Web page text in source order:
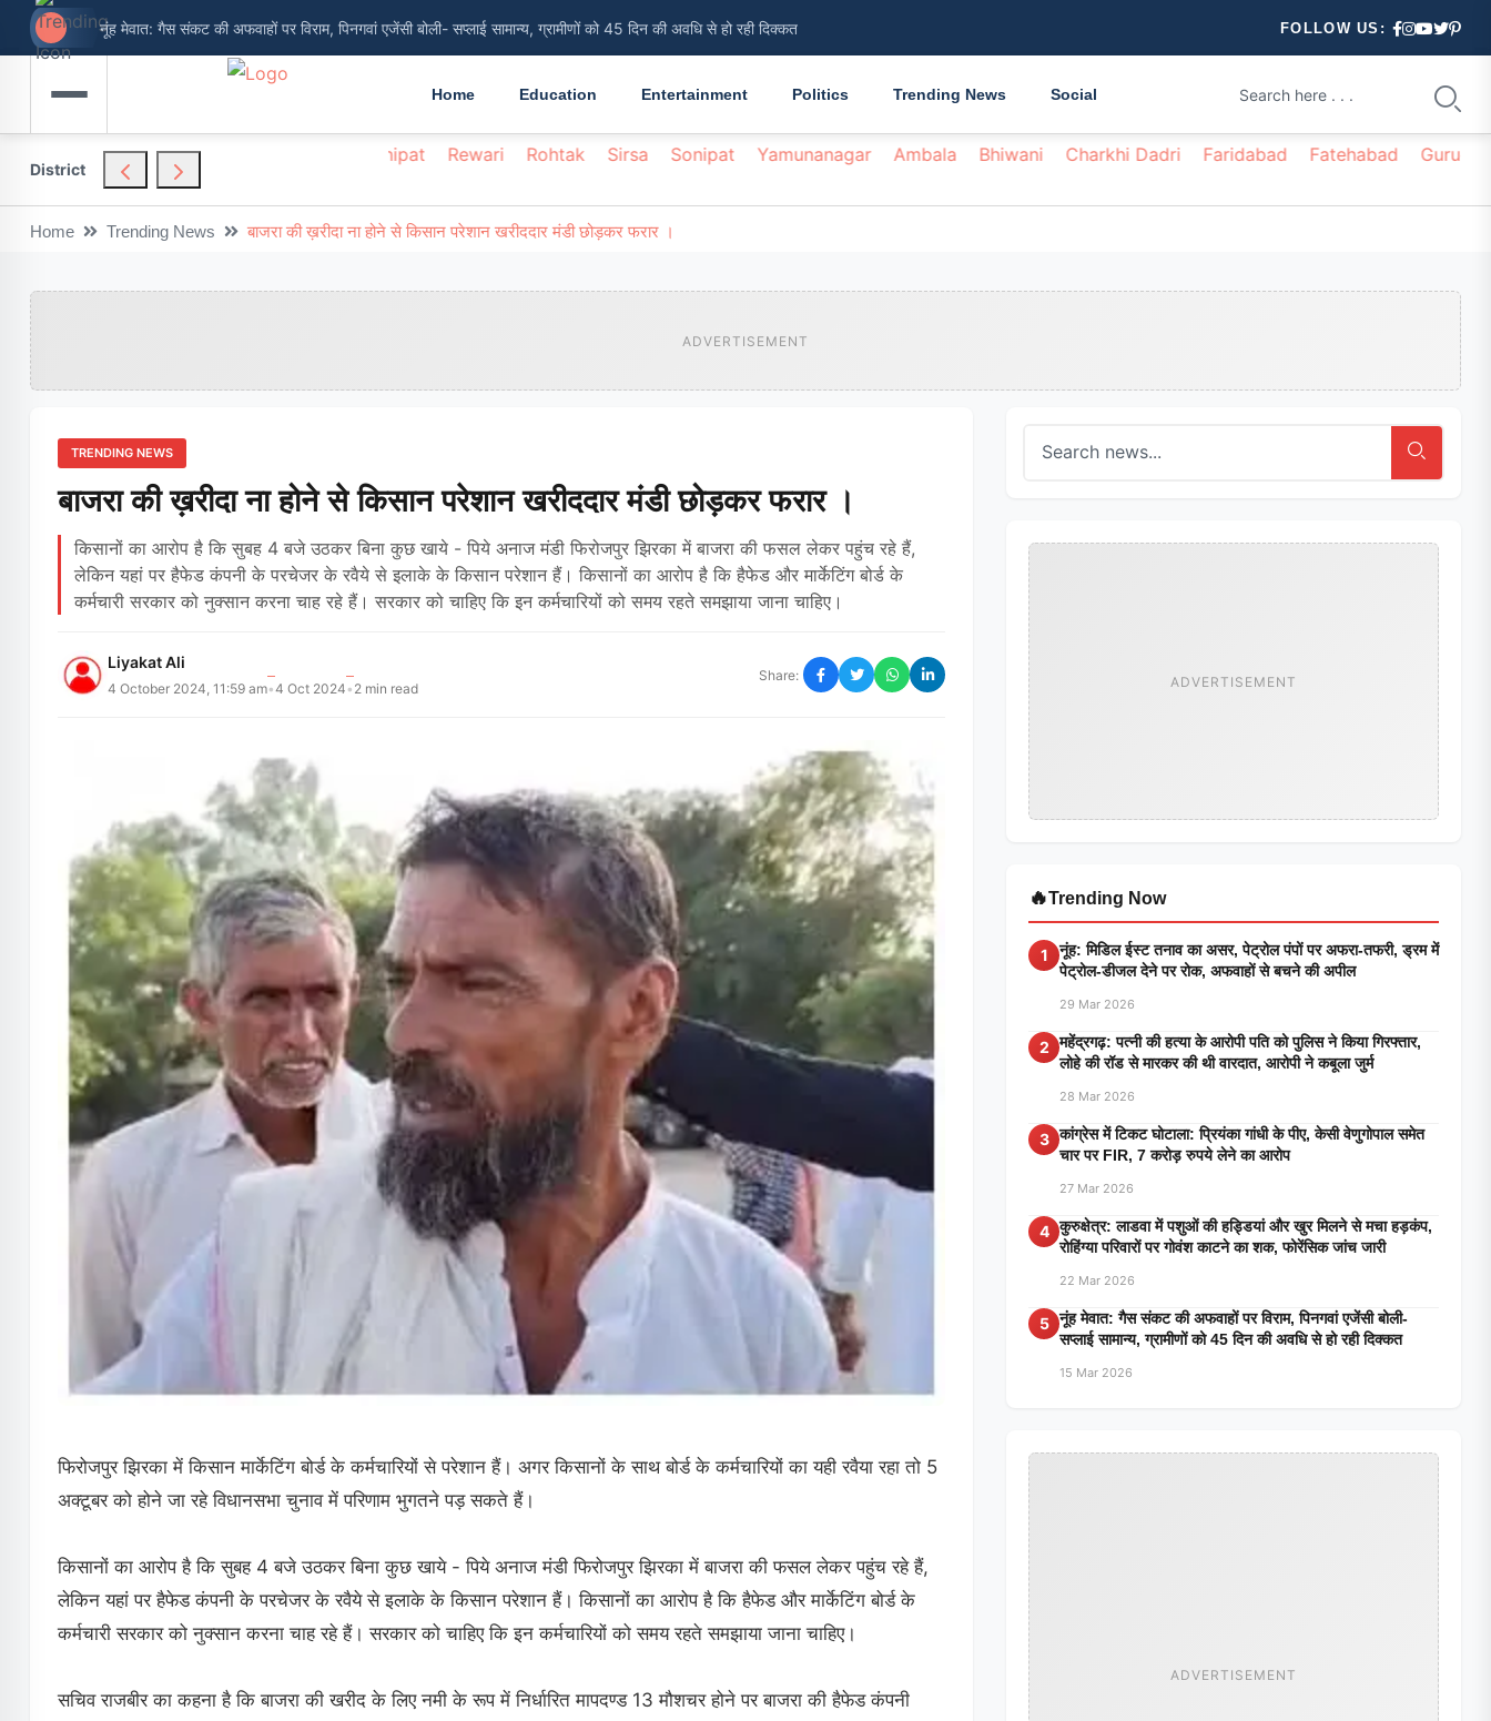
नूंह मेवात: गैस संकट की अफवाहों पर विराम, पिनगवां एजेंसी बोली- सप्लाई सामान्य, ग्रामीणों को 45 दिन की अवधि से हो रही दिक्कत FOLLOW US:
Home Education Entertainment Politics Trending News Social
District
Nuh Palwal Panipat Rewari Rohtak Sirsa Sonipat Yamunanagar Ambala Bhiwani Charkhi Dadri Faridabad Fatehabad
Home Trending News बाजरा की ख़रीदा ना होने से किसान परेशान खरीददार मंडी छोड़कर फरार ।
ADVERTISEMENT
TRENDING NEWS
बाजरा की ख़रीदा ना होने से किसान परेशान खरीददार मंडी छोड़कर फरार ।
किसानों का आरोप है कि सुबह 4 बजे उठकर बिना कुछ खाये - पिये अनाज मंडी फिरोजपुर झिरका में बाजरा की फसल लेकर पहुंच रहे हैं,
लेकिन यहां पर हैफेड कंपनी के परचेजर के रवैये से इलाके के किसान परेशान हैं। किसानों का आरोप है कि हैफेड और मार्केटिंग बोर्ड के
कर्मचारी सरकार को नुक्सान करना चाह रहे हैं। सरकार को चाहिए कि इन कर्मचारियों को समय रहते समझाया जाना चाहिए।
Liyakat Ali
4 October 2024, 11:59 am•4 Oct 2024• 2 min read
Share:
फिरोजपुर झिरका में किसान मार्केटिंग बोर्ड के कर्मचारियों से परेशान हैं। अगर किसानों के साथ बोर्ड के कर्मचारियों का यही रवैया रहा तो 5
अक्टूबर को होने जा रहे विधानसभा चुनाव में परिणाम भुगतने पड़ सकते हैं।
किसानों का आरोप है कि सुबह 4 बजे उठकर बिना कुछ खाये - पिये अनाज मंडी फिरोजपुर झिरका में बाजरा की फसल लेकर पहुंच रहे हैं,
लेकिन यहां पर हैफेड कंपनी के परचेजर के रवैये से इलाके के किसान परेशान हैं। किसानों का आरोप है कि हैफेड और मार्केटिंग बोर्ड के
कर्मचारी सरकार को नुक्सान करना चाह रहे हैं। सरकार को चाहिए कि इन कर्मचारियों को समय रहते समझाया जाना चाहिए।
सचिव राजबीर का कहना है कि बाजरा की खरीद के लिए नमी के रूप में निर्धारित मापदण्ड 13 मौशचर होने पर बाजरा की हैफेड कंपनी
ADVERTISEMENT
🔥Trending Now
1
नूंह: मिडिल ईस्ट तनाव का असर, पेट्रोल पंपों पर अफरा-तफरी, ड्रम में
पेट्रोल-डीजल देने पर रोक, अफवाहों से बचने की अपील
29 Mar 2026
2
महेंद्रगढ़: पत्नी की हत्या के आरोपी पति को पुलिस ने किया गिरफ्तार,
लोहे की रॉड से मारकर की थी वारदात, आरोपी ने कबूला जुर्म
28 Mar 2026
3 कांग्रेस में टिकट घोटाला: प्रियंका गांधी के पीए, केसी वेणुगोपाल समेत
चार पर FIR, 7 करोड़ रुपये लेने का आरोप
27 Mar 2026
4 कुरुक्षेत्र: लाडवा में पशुओं की हड्डियां और खुर मिलने से मचा हड़कंप,
रोहिंग्या परिवारों पर गोवंश काटने का शक, फोरेंसिक जांच जारी
22 Mar 2026
5 नूंह मेवात: गैस संकट की अफवाहों पर विराम, पिनगवां एजेंसी बोली-
सप्लाई सामान्य, ग्रामीणों को 45 दिन की अवधि से हो रही दिक्कत
15 Mar 2026
ADVERTISEMENT